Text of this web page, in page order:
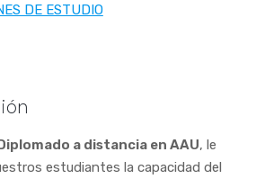
DE ESTUDIO
a distancia en AAU, le
estudiantes la capacidad del